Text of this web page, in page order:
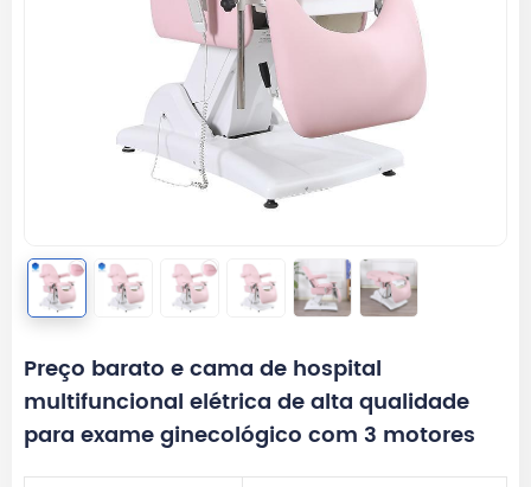
Preço barato e cama de hospital
multifuncional elétrica de alta qualidade
para exame ginecológico com 3 motores